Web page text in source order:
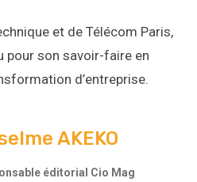
et de Télécom Paris,
pour son savoir-faire en
d’entreprise.
AKEKO
éditorial Cio Mag